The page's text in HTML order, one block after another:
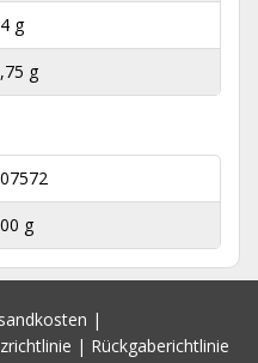
g
g
g
|
| Rückgaberichtlinie